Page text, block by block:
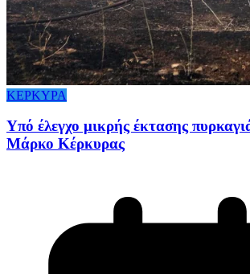
ΚΕΡΚΥΡΑ
Υπό έλεγχο μικρής έκτασης
Μάρκο Κέρκυρας